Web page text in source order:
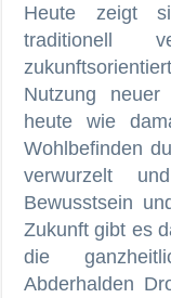
Heute zeigt
traditionell
Nutzung
heute wie
Wohlbefinden
verwurzelt
Bewusstsein
Zukunft gibt es
die
Abderhalden